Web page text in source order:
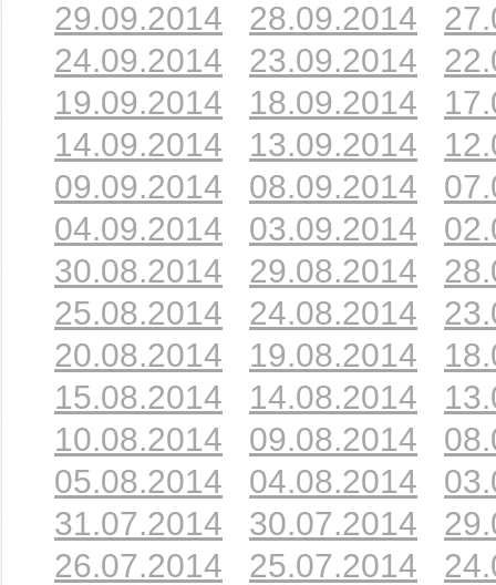
29.09.2014 28.09.2014
24.09.2014
23.09.2014
19.09.2014
18.09.2014
14.09.2014
13.09.2014
09.09.2014
08.09.2014
04.09.2014
03.09.2014
30.08.2014
29.08.2014
25.08.2014
24.08.2014
20.08.2014
19.08.2014
15.08.2014
14.08.2014
10.08.2014
09.08.2014
05.08.2014
04.08.2014
31.07.2014
30.07.2014
26.07.2014
25.07.2014